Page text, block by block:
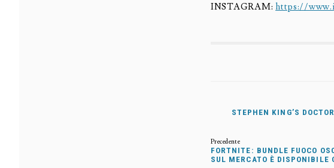
INSTAGRAM:https://
STEPHEN KING’S
FORTNITE: BUNDLE FUOCO
SUL MERCATO È DISPONIBILE